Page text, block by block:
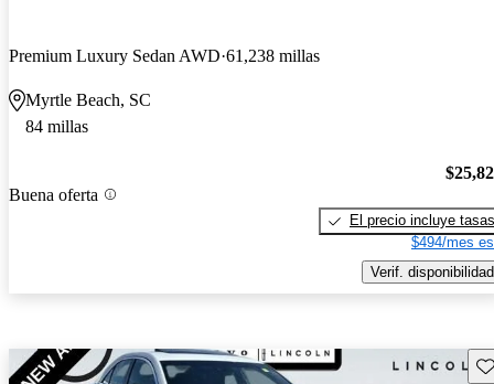
Premium Luxury Sedan AWD 61,238 millas
Myrtle Beach, SC
84 millas
Buena oferta
El precio incluye tasas
$494/mes
Verif. disponibilidad